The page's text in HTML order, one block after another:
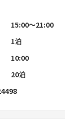
15:00〜21:00
1泊
10:00
20泊